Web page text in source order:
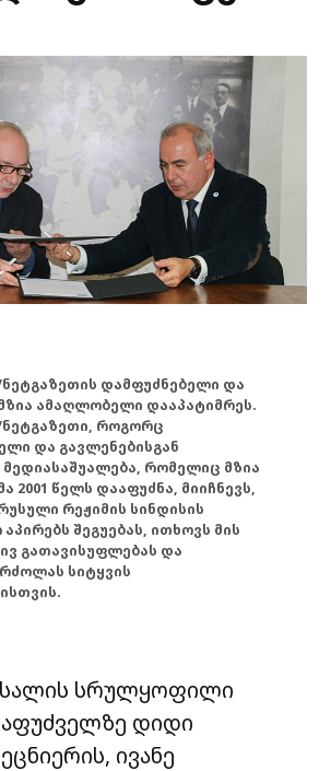
დამფუძნებელი და
ამაღლობელი დააპატიმრეს.
როგორც
და გავლენებისგან
რომელიც მზია
2001 წელს დააფუძნა, მიიჩნევს,
რეჟიმის სინდისის
შეგუებას, ითხოვს მის
გათავისუფლებას და
სიტყვის
სრულყოფილი
დიდი
ივანე